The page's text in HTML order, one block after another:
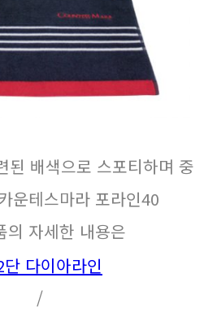
된 배색으로 스포티하며 중
운테스마라 포라인40
자세한 내용은
다이아라인
/